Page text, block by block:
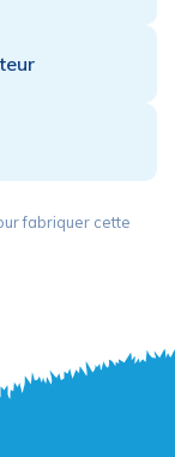
fabriquer cette